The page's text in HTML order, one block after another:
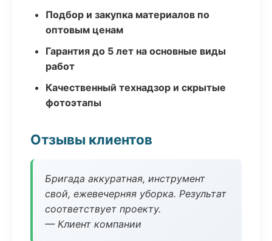
Подбор и закупка материалов по
оптовым ценам
Гарантия до 5 лет на основные виды
работ
Качественный технадзор и скрытые
фотоэтапы
Отзывы клиентов
Бригада аккуратная, инструмент
свой, ежевечерняя уборка. Результат
соответствует проекту.
— Клиент компании